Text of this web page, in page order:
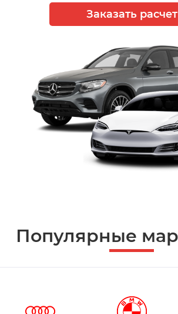
Заказать расчет
Популярные